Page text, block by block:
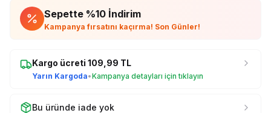
Sepette %10 İndirim
Kampanya fırsatını kaçırma! Son Günler!
Kargo ücreti 109,99 TL
Yarın Kargoda•Kampanya detayları için tıklayın
Bu üründe iade yok